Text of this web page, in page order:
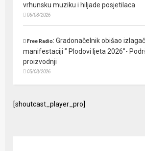
vrhunsku muziku i hiljade posjetilaca
06/08/2026
Free Radio:Gradonačelnik obišao
manifestaciji ” Plodovi ljeta 2026”-
proizvodnji
05/08/2026
[shoutcast_player_pro]